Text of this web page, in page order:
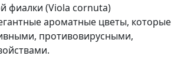
фиалки (Viola cornuta)
ароматные цветы, которые
противовирусными,